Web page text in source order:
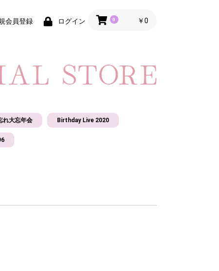
会員登録 ログイン 0 ￥0
れ大忘年会 Birthday Live 2020